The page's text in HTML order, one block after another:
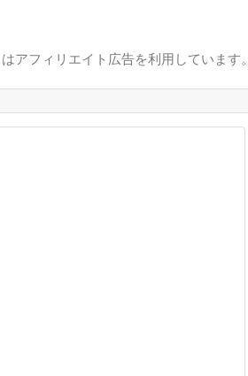
アフィリエイト広告を利用しています。